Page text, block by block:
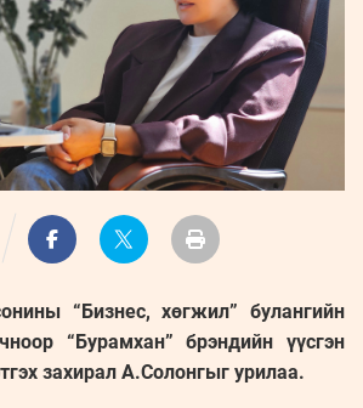
“Бизнес, хөгжил” булангийн
“Бурамхан” брэндийн үүсгэн
захирал А.Солонгыг урилаа.